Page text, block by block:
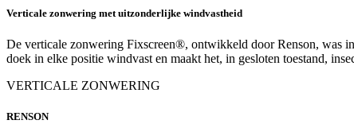
Verticale zonwering met uitzonderlijke windvastheid
De verticale zonwering Fixscreen®, ontwikkeld door Renson, was
doek in elke positie windvast en maakt het, in gesloten toestand,
VERTICALE ZONWERING
RENSON